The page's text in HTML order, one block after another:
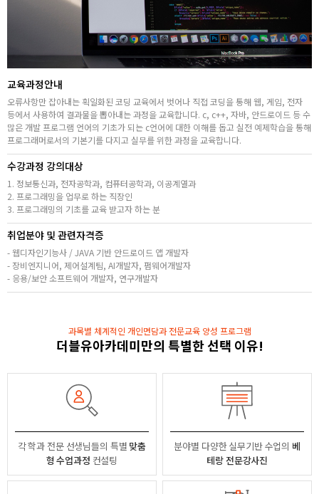
지점별 홈페이지
교육과정안내
오류사항만 잡아내는 획일화된 코딩 교육에서 벗어나 직접 코딩을 통해 웹, 게임, 전자
등에서 사용하여 결과물을 뽑아내는 과정을 교육합니다. c, c++, 자바, 안드로이드 등 수
많은 개발 프로그램 언어의 기초가 되는 c언어에 대한 이해를 돕고 실전 예제학습을 통해
프로그래머로서의 기본기를 다지고 실무를 위한 과정을 교육합니다.
수강과정 강의대상
1. 정보통신과, 전자공학과, 컴퓨터공학과, 이공계열과
2. 프로그래밍을 업무로 하는 직장인
3. 프로그래밍의 기초를 교육 받고자 하는 분
취업분야 및 관련자격증
- 웹디자인기능사 / JAVA 기반 안드로이드 앱 개발자
- 장비엔지니어, 제어설계팀, AI개발자, 펌웨어개발자
- 응용/보안 소프트웨어 개발자, 연구개발자
과목별 체계적인 개인면담과 전문교육 양성 프로그램
더블유아카데미만의 특별한 선택 이유!
각 학과 전문 선생님들의 특별 맞춤
형 수업과정 컨설팅
분야별 다양한 실무기반 수업의 베
테랑 전문강사진